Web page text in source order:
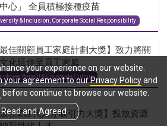
心」 全員積極接種疫苗
& Inclusion, Corporate Social Responsibility
最佳關顧員工家庭計劃大獎】致力將關
化延伸至員工家庭
Benefit & Corporate Culture
最佳Z世代人才吸引力大獎】投放資源
your experience on our website.
your agreement to ourPrivacy Policyand
before continue to browse our website.
Read and Agreed